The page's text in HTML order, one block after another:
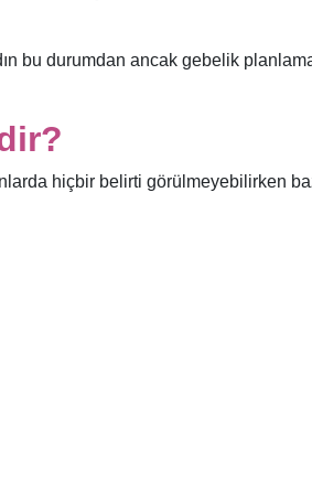
bu durumdan ancak gebelik
hiçbir belirti görülmeyebilirken